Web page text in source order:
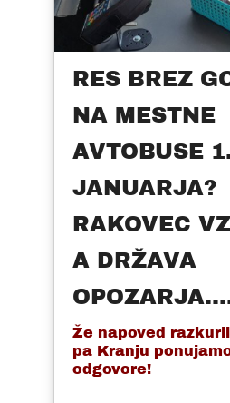
RES BREZ
NA MESTNE
AVTOBUSE
JANUARJA?
RAKOVEC
A DRŽAVA
Že napoved
pa Kranju
odgovore!